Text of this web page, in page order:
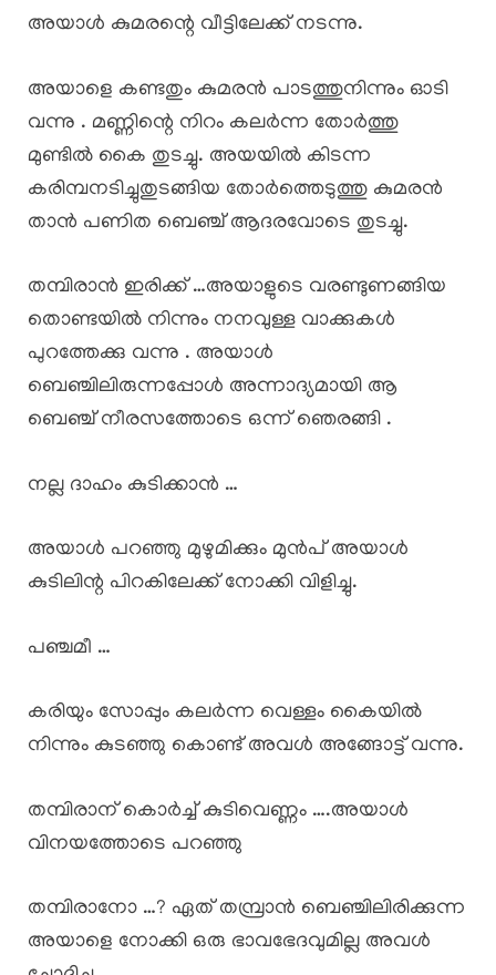
അയാൾ കുമരന്റെ വീട്ടിലേക്ക് നടന്നു.
അയാളെ കണ്ടതും കുമരൻ പാടത്തുനിന്നും ഓടി
വന്നു . മണ്ണിന്റെ നിറം കലർന്ന തോർത്തു
മുണ്ടിൽ കൈ തുടച്ചു. അയയിൽ കിടന്ന
കരിമ്പനടിച്ചുതുടങ്ങിയ തോർത്തെടുത്തു കുമരൻ
താൻ പണിത ബെഞ്ച് ആദരവോടെ തുടച്ചു.
തമ്പിരാൻ ഇരിക്ക് …അയാളുടെ വരണ്ടുണങ്ങിയ
തൊണ്ടയിൽ നിന്നും നനവുള്ള വാക്കുകൾ
പുറത്തേക്കു വന്നു . അയാൾ
ബെഞ്ചിലിരുന്നപ്പോൾ അന്നാദ്യമായി ആ
ബെഞ്ച് നീരസത്തോടെ ഒന്ന് ഞെരങ്ങി .
നല്ല ദാഹം കുടിക്കാൻ …
അയാൾ പറഞ്ഞു മുഴുമിക്കും മുൻപ് അയാൾ
കുടിലിന്റ പിറകിലേക്ക് നോക്കി വിളിച്ചു.
പഞ്ചമീ …
കരിയും സോപ്പും കലർന്ന വെള്ളം കൈയിൽ
നിന്നും കുടഞ്ഞു കൊണ്ട് അവൾ അങ്ങോട്ട് വന്നു.
തമ്പിരാന് കൊർച്ച് കുടിവെണ്ണം ….അയാൾ
വിനയത്തോടെ പറഞ്ഞു
തമ്പിരാനോ …? ഏത് തമ്പ്രാൻ ബെഞ്ചിലിരിക്കുന്ന
അയാളെ നോക്കി ഒരു ഭാവഭേദവുമില്ല അവൾ